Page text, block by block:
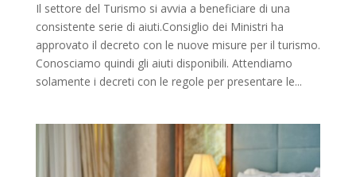
Il settore del Turismo si avvia a beneficiare di una
consistente serie di aiuti.Consiglio dei Ministri ha
approvato il decreto con le nuove misure per il turismo.
Conosciamo quindi gli aiuti disponibili. Attendiamo
solamente i decreti con le regole per presentare le...